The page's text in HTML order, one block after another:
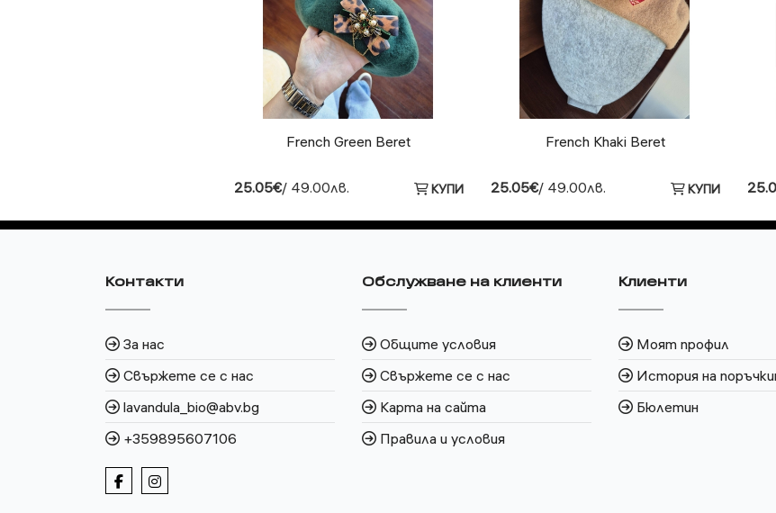
French Green Beret
25.05€/ 49.00лв. КУПИ
French Khaki Beret
25.05€/ 49.00лв. КУПИ
Контакти
За нас
Свържете се с нас
lavandula_bio@abv.bg
+359895607106
Обслужване на клиенти
Общите условия
Свържете се с нас
Карта на сайта
Правила и условия
Клиенти
Моят профил
История на
Бюлетин